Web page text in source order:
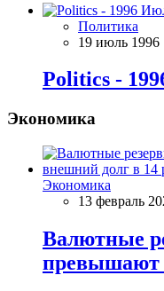
Политика
19 июль 1996
Politics -
Экономика
Экономика
13 февраль
Валютные
превышают